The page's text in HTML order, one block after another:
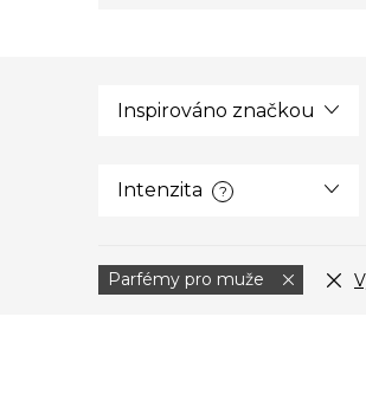
Inspirováno značkou
Intenzita ?
Parfémy pro muže